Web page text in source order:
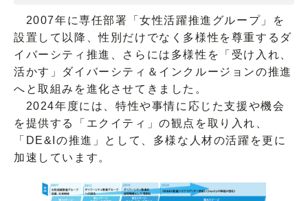
2007年に専任部署「女性活躍推進グループ」を
設置して以降、性別だけでなく多様性を尊重するダ
イバーシティ推進、さらには多様性を「受け入れ、
活かす」ダイバーシティ＆インクルージョンの推進
へと取組みを進化させてきました。
2024年度には、特性や事情に応じた支援や機会
を提供する「エクイティ」の観点を取り入れ、
「DE&Iの推進」として、多様な人材の活躍を更に
加速しています。